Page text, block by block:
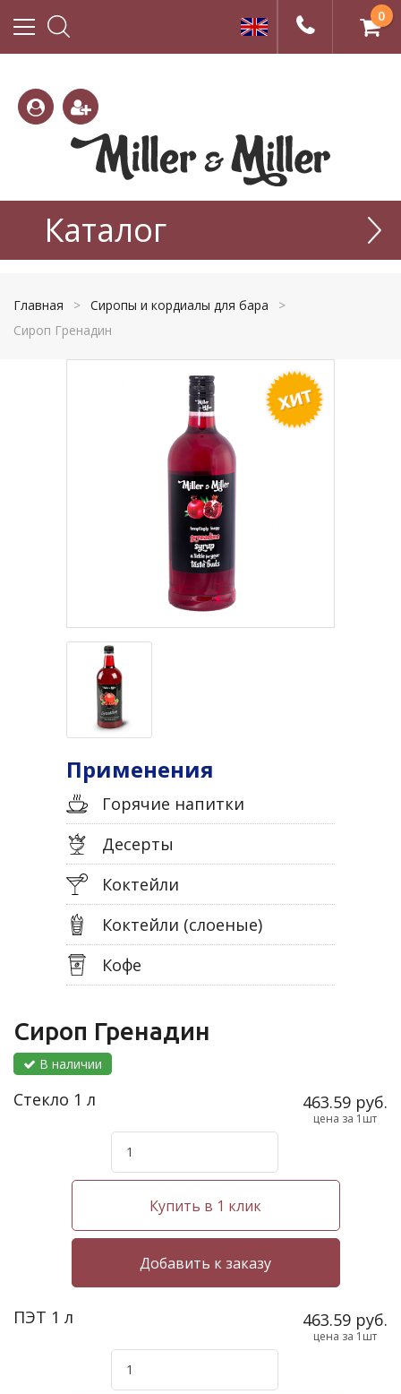
333-
(495)
77-99
0
Каталог
Главная > Сиропы и кордиалы для бара
>
Сироп Гренадин
Применения
Горячие напитки
Десерты
Коктейли
Коктейли (слоеные)
Кофе
Сироп Гренадин
В наличии
Стекло 1 л 463.59 руб.
цена за 1шт
Купить в 1 клик
ПЭТ 1 л 463.59 руб.
цена за 1шт